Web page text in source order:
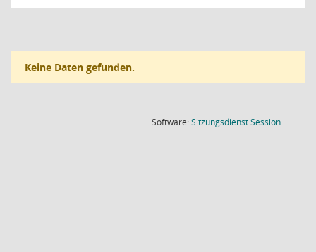
Keine Daten gefunden.
Software:SitzungsdienstSession(Wird in